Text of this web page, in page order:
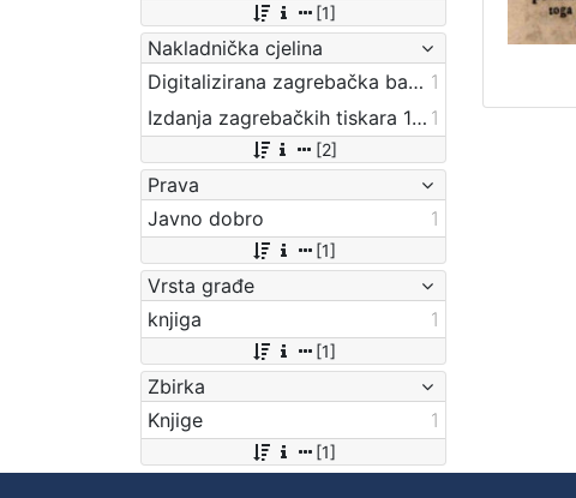
[1]
Nakladnička cjelina
Digitalizirana zagrebačka baština 1
Izdanja zagrebačkih tiskara 17. i 18. stoljeća 1
[2]
Prava
Javno dobro
1
[1]
Vrsta građe
knjiga
1
[1]
Zbirka
Knjige
1
[1]